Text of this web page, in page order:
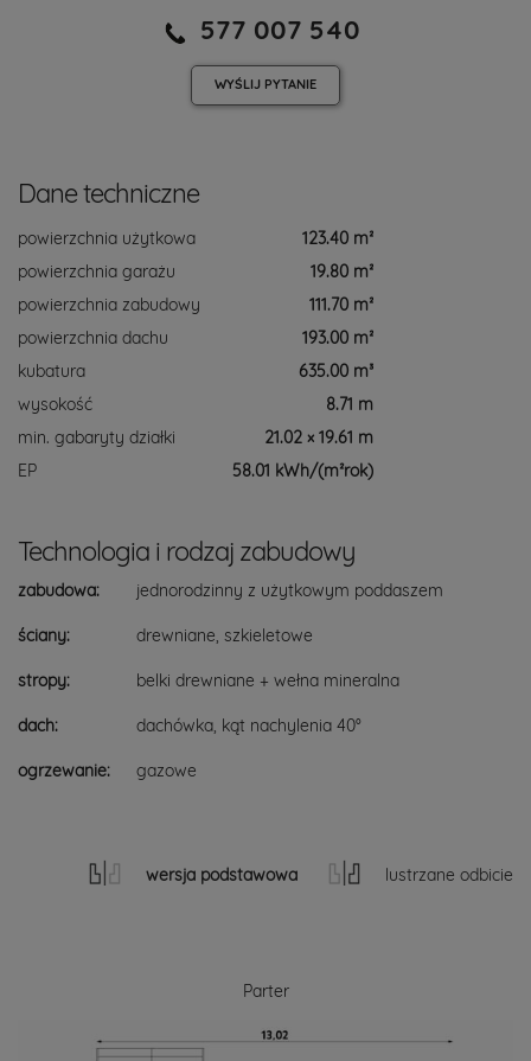
577 007 540
WYŚLIJ PYTANIE
Dane techniczne
powierzchnia użytkowa
123.40 m²
powierzchnia garażu
19.80 m²
powierzchnia zabudowy
111.70 m²
powierzchnia dachu
193.00 m²
kubatura
635.00 m³
wysokość
8.71 m
min. gabaryty działki
21.02 × 19.61 m
EP
58.01 kWh/(m²rok)
Technologia i rodzaj zabudowy
zabudowa: jednorodzinny z użytkowym poddaszem
ściany: drewniane, szkieletowe
stropy: belki drewniane + wełna mineralna
dach: dachówka, kąt nachylenia 40°
ogrzewanie: gazowe
wersja podstawowa lustrzane odbicie
Parter